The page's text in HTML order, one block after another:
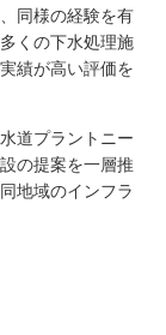
同様の経験を有
くの下水処理施
績が高い評価を
道プラントニー
の提案を一層推
地域のインフラ